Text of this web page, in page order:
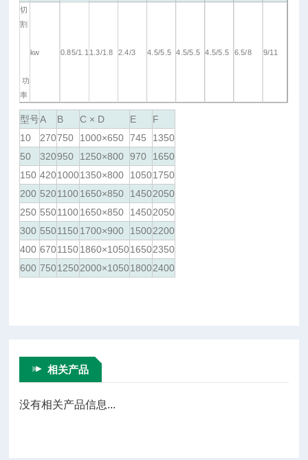
切
割
功
率
kw 0.85/1.1 1.3/1.8 2.4/3 4.5/5.5 4.5/5.5 4.5/5.5 6.5/8 9/11
型号A B C × D E
F
10
270750 1000×650 745
1350
50
320950 1250×800 970
1650
150 42010001350×800 10501750
200 52011001650×850 14502050
250 55011001650×850 14502050
300 55011501700×900 15002200
400 67011501860×105016502350
600 75012502000×105018002400
相关产品
没有相关产品信息...